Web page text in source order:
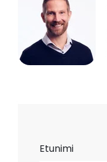
Etunimi